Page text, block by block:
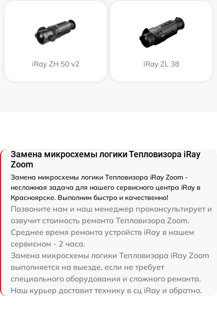
iRay ZH 50 v2 iRay ZL 38
Замена микросхемы логики Тепловизора iRay
Zoom
Замена микросхемы логики Тепловизора iRay Zoom -
несложная задача для нашего сервисного центра iRay в
Красноярске. Выполним быстро и качественно!
Позвоните нам и наш менеджер проконсультирует и
озвучит стоимость ремонта Тепловизора Zoom.
Среднее время ремонта устройств iRay в нашем
сервисном - 2 часа.
Замена микросхемы логики Тепловизора iRay Zoom
выполняется на выезде, если не требует
специального оборудования и сложного ремонта.
Наш курьер доставит технику в сц iRay и обратно.